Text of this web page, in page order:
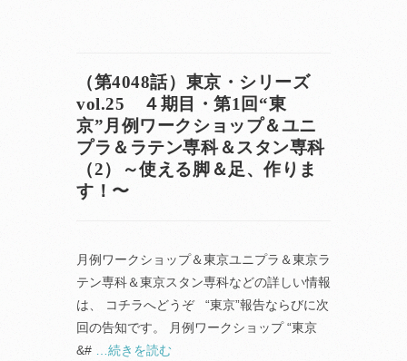
（第4048話）東京・シリーズ
vol.25 ４期目・第1回“東
京”月例ワークショップ＆ユニ
プラ＆ラテン専科＆スタン専科
（2）～使える脚＆足、作りま
す！〜
月例ワークショップ＆東京ユニプラ＆東京ラ
テン専科＆東京スタン専科などの詳しい情報
は、 コチラへどうぞ “東京”報告ならびに次
回の告知です。 月例ワークショップ “東京
&# …続きを読む